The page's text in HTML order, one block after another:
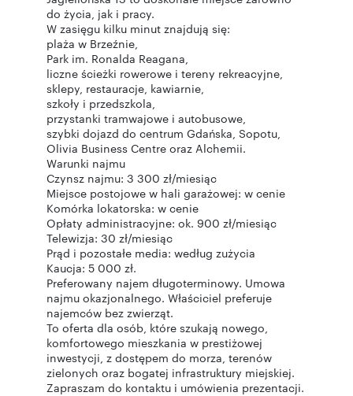
do życia, jak i pracy.
W zasięgu kilku minut znajdują się:
plaża w Brzeźnie,
Park im. Ronalda Reagana,
liczne ścieżki rowerowe i tereny rekreacyjne,
sklepy, restauracje, kawiarnie,
szkoły i przedszkola,
przystanki tramwajowe i autobusowe,
szybki dojazd do centrum Gdańska, Sopotu,
Olivia Business Centre oraz Alchemii.
Warunki najmu
Czynsz najmu: 3 300 zł/miesiąc
Miejsce postojowe w hali garażowej: w cenie
Komórka lokatorska: w cenie
Opłaty administracyjne: ok. 900 zł/miesiąc
Telewizja: 30 zł/miesiąc
Prąd i pozostałe media: według zużycia
Kaucja: 5 000 zł.
Preferowany najem długoterminowy. Umowa
najmu okazjonalnego. Właściciel preferuje
najemców bez zwierząt.
To oferta dla osób, które szukają nowego,
komfortowego mieszkania w prestiżowej
inwestycji, z dostępem do morza, terenów
zielonych oraz bogatej infrastruktury miejskiej.
Zapraszam do kontaktu i umówienia prezentacji.